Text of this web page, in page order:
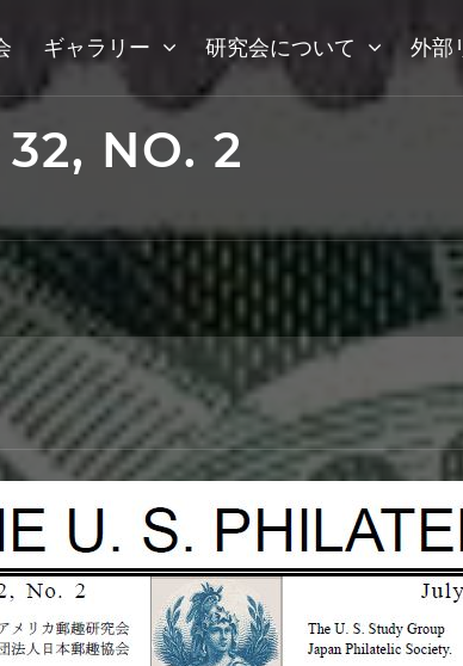
ギャラリー 研究会について 外部
NO. 2